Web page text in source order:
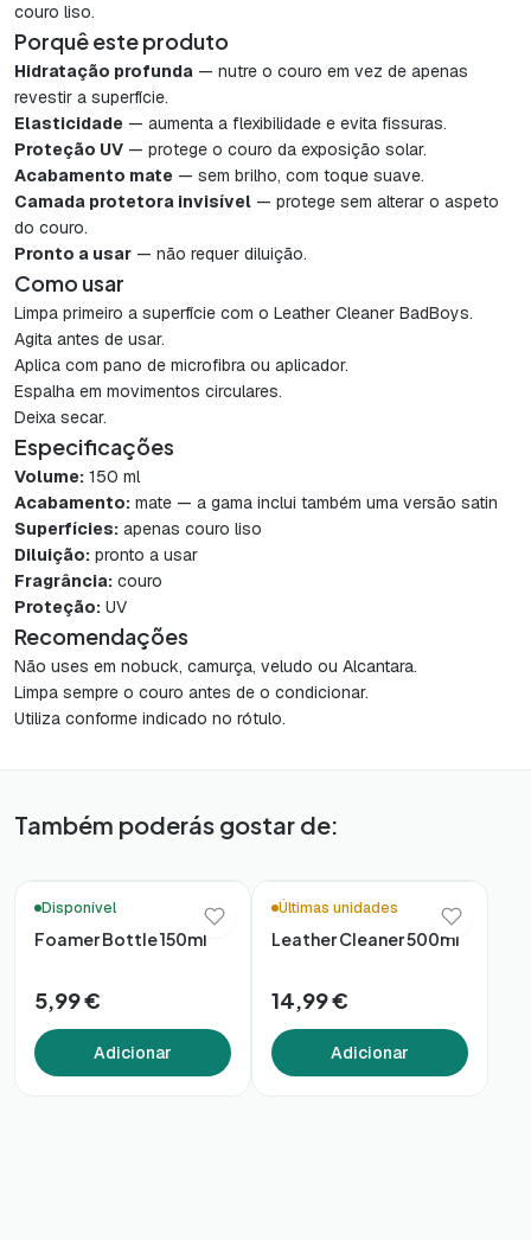
couro liso.
Porquê este produto
Hidratação profunda — nutre o couro em vez de apenas
revestir a superfície.
Elasticidade — aumenta a flexibilidade e evita fissuras.
Proteção UV — protege o couro da exposição solar.
Acabamento mate — sem brilho, com toque suave.
Camada protetora invisível — protege sem alterar o aspeto
do couro.
Pronto a usar — não requer diluição.
Como usar
Limpa primeiro a superfície com o Leather Cleaner BadBoys.
Agita antes de usar.
Aplica com pano de microfibra ou aplicador.
Espalha em movimentos circulares.
Deixa secar.
Especificações
Volume: 150 ml
Acabamento: mate — a gama inclui também uma versão satin
Superfícies: apenas couro liso
Diluição: pronto a usar
Fragrância: couro
Proteção: UV
Recomendações
Não uses em nobuck, camurça, veludo ou Alcantara.
Limpa sempre o couro antes de o condicionar.
Utiliza conforme indicado no rótulo.
Também poderás gostar de:
Disponível
Foamer Bottle 150ml
5,99 €
Adicionar
Últimas unidades
Leather Cleaner 500ml
14,99 €
Adicionar